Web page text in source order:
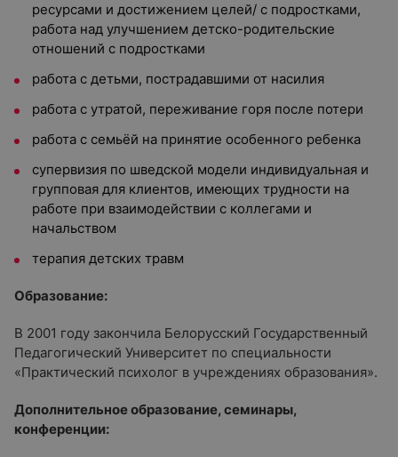
ресурсами и достижением целей/ с подростками,
работа над улучшением детско-родительские
отношений с подростками
работа с детьми, пострадавшими от насилия
работа с утратой, переживание горя после потери
работа с семьёй на принятие особенного ребенка
супервизия по шведской модели индивидуальная и
групповая для клиентов, имеющих трудности на
работе при взаимодействии с коллегами и
начальством
терапия детских травм
Образование:
В 2001 году закончила Белорусский Государственный
Педагогический Университет по специальности
«Практический психолог в учреждениях образования».
Дополнительное образование, семинары,
конференции: